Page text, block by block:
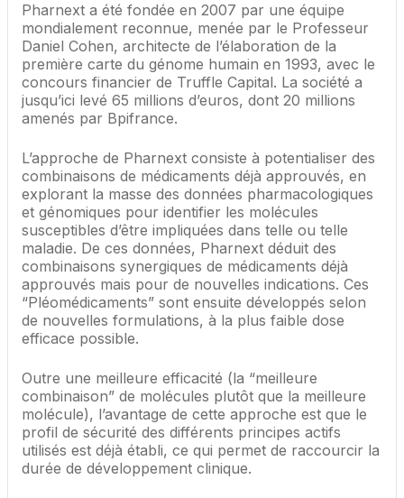
Pharnext a été fondée en 2007 par une équipe
mondialement reconnue, menée par le Professeur
Daniel Cohen, architecte de l’élaboration de la
première carte du génome humain en 1993, avec le
concours financier de Truffle Capital. La société a
jusqu’ici levé 65 millions d’euros, dont 20 millions
amenés par Bpifrance.
L’approche de Pharnext consiste à potentialiser des
combinaisons de médicaments déjà approuvés, en
explorant la masse des données pharmacologiques
et génomiques pour identifier les molécules
susceptibles d’être impliquées dans telle ou telle
maladie. De ces données, Pharnext déduit des
combinaisons synergiques de médicaments déjà
approuvés mais pour de nouvelles indications. Ces
“Pléomédicaments” sont ensuite développés selon
de nouvelles formulations, à la plus faible dose
efficace possible.
Outre une meilleure efficacité (la “meilleure
combinaison” de molécules plutôt que la meilleure
molécule), l’avantage de cette approche est que le
profil de sécurité des différents principes actifs
utilisés est déjà établi, ce qui permet de raccourcir la
durée de développement clinique.